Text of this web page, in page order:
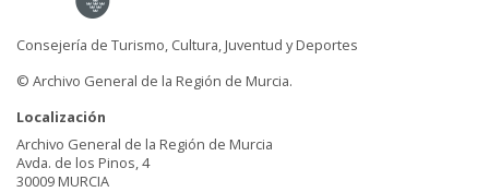
Consejería de Turismo, Cultura, Juventud y Deportes
© Archivo General de la Región de Murcia.
Localización
Archivo General de la Región de Murcia
Avda. de los Pinos, 4
30009 MURCIA